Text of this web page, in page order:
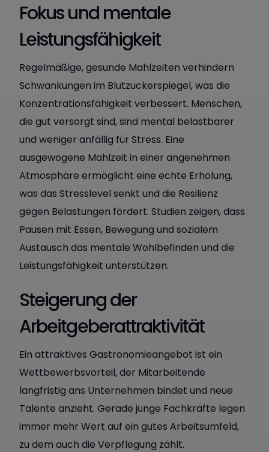
Fokus und mentale
Leistungsfähigkeit
Regelmäßige, gesunde Mahlzeiten verhindern
Schwankungen im Blutzuckerspiegel, was die
Konzentrationsfähigkeit verbessert. Menschen,
die gut versorgt sind, sind mental belastbarer
und weniger anfällig für Stress. Eine
ausgewogene Mahlzeit in einer angenehmen
Atmosphäre ermöglicht eine echte Erholung,
was das Stresslevel senkt und die Resilienz
gegen Belastungen fördert. Studien zeigen, dass
Pausen mit Essen, Bewegung und sozialem
Austausch das mentale Wohlbefinden und die
Leistungsfähigkeit unterstützen.
Steigerung der
Arbeitgeberattraktivität
Ein attraktives Gastronomieangebot ist ein
Wettbewerbsvorteil, der Mitarbeitende
langfristig ans Unternehmen bindet und neue
Talente anzieht. Gerade junge Fachkräfte legen
immer mehr Wert auf ein gutes Arbeitsumfeld,
zu dem auch die Verpflegung zählt.